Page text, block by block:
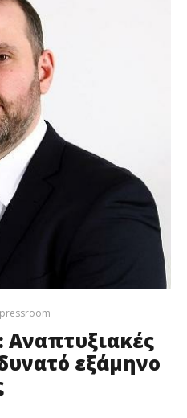
pressroom
εξάμηνο